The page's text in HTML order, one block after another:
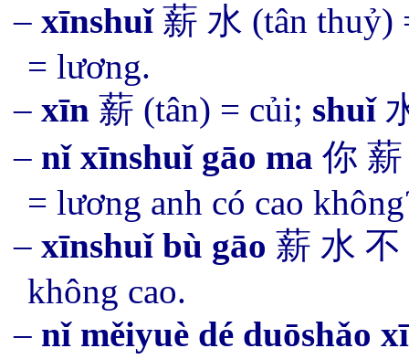
– xīnshuǐ薪 水 (tân thuỷ)
= lương.
– xīn 薪 (tân) = củi; shuǐ
– nǐ xīnshuǐ gāo ma 你 薪
= lương anh có cao
– xīnshuǐ bù gāo 薪 水 不
không cao.
– nǐ měiyuè dé duōshǎo